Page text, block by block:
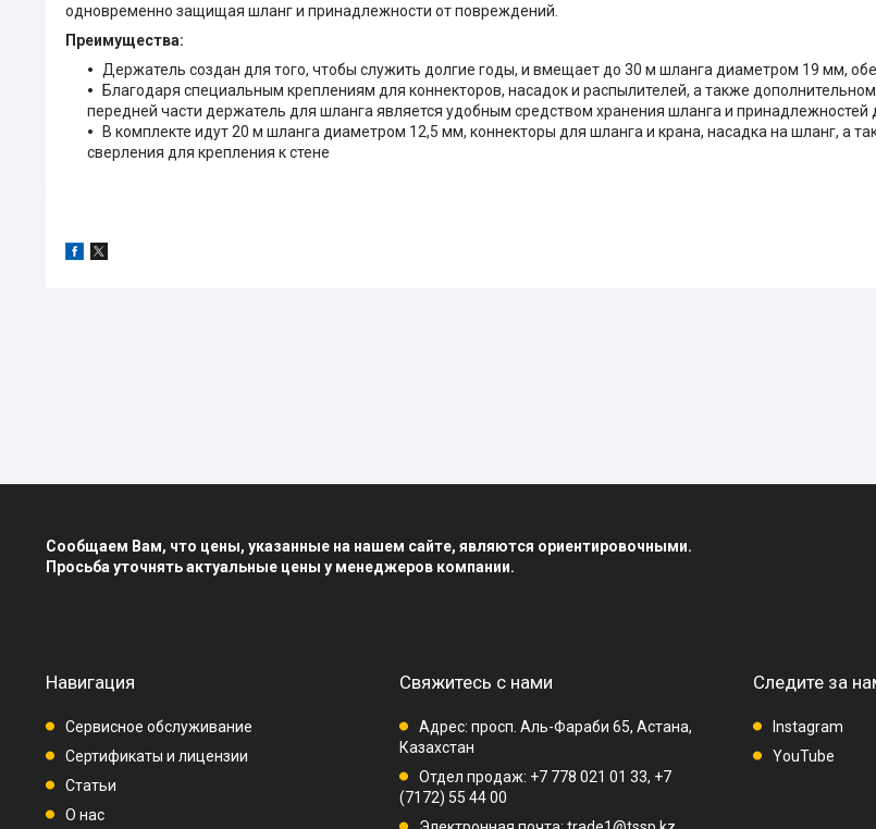
одновременно защищая шланг и принадлежности от повреждений.
Преимущества:
Держатель создан для того, чтобы служить долгие годы, и вмещает до 30 м шланга диаметром 19 мм,
Благодаря специальным креплениям для коннекторов, насадок и распылителей, а также
передней части держатель для шланга является удобным средством хранения шланга и принадлежностей
В комплекте идут 20 м шланга диаметром 12,5 мм, коннекторы для шланга и крана, насадка на шланг, а
сверления для крепления к стене
Сообщаем Вам, что цены, указанные на нашем сайте, являются ориентировочными.
Просьба уточнять актуальные цены у менеджеров компании.
Навигация
Сервисное обслуживание
Сертификаты и лицензии
Статьи
О нас
Свяжитесь с нами
Адрес: просп. Аль-Фараби 65, Астана,
Казахстан
Отдел продаж: +7 778 021 01 33, +7
(7172) 55 44 00
Следите за
Instagram
YouTube